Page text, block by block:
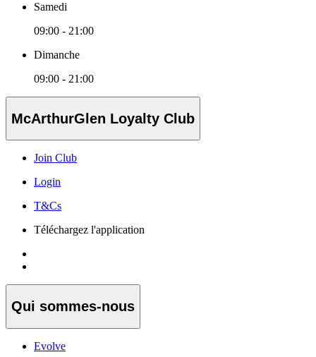
Samedi
09:00 - 21:00
Dimanche
09:00 - 21:00
McArthurGlen Loyalty Club
Join Club
Login
T&Cs
Téléchargez l'application
Qui sommes-nous
Evolve